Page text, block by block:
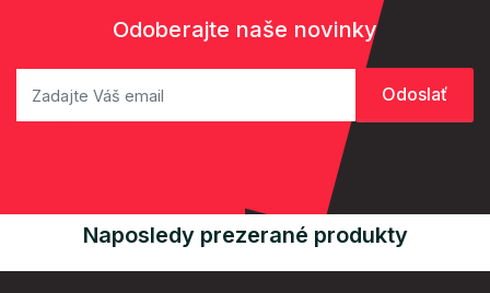
Odoberajte naše novinky
Naposledy prezerané produkty